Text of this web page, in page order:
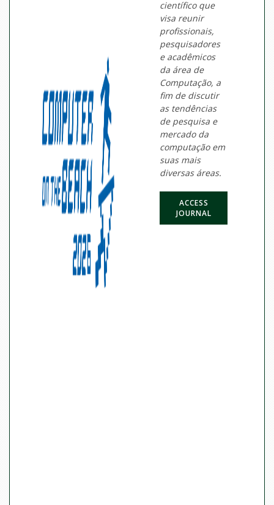
científico que
visa reunir
profissionais,
pesquisadores
e acadêmicos
da área de
Computação, a
fim de discutir
as tendências
de pesquisa e
mercado da
computação em
suas mais
diversas áreas.
ACCESS
JOURNAL